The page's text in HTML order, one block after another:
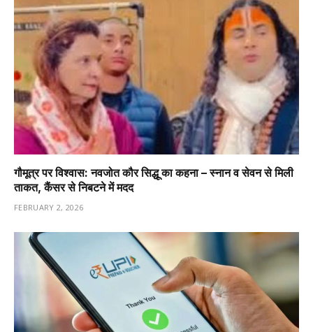
गौमूत्र पर विश्वास: नवजोत कौर सिद्धू का कहना – स्नान व सेवन से मिली
ताकत, कैंसर से निबटने में मदद
FEBRUARY 2, 2026